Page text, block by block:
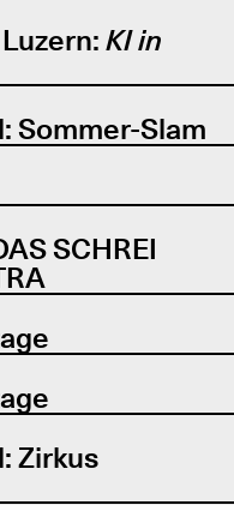
KI in
Sommer-Slam
SCHREI
Zirkus